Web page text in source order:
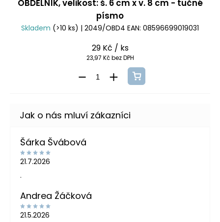
OBDÉLNÍK, velikost: š. 6 cm x v. 8 cm - tučné
písmo
Skladem (>10 ks) | 2049/OBD4 EAN: 08596699019031
29 Kč / ks
23,97 Kč bez DPH
Šárka Švábová
21.7.2026
.
Andrea Žáčková
21.5.2026